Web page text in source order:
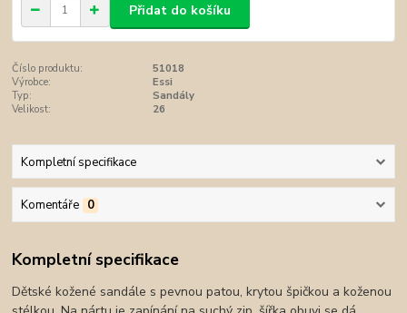
Přidat do košíku
Číslo produktu:
51018
Výrobce:
Essi
Typ:
Sandály
Velikost:
26
Kompletní specifikace
Komentáře 0
Kompletní specifikace
Dětské kožené sandále s pevnou patou, krytou špičkou a koženou